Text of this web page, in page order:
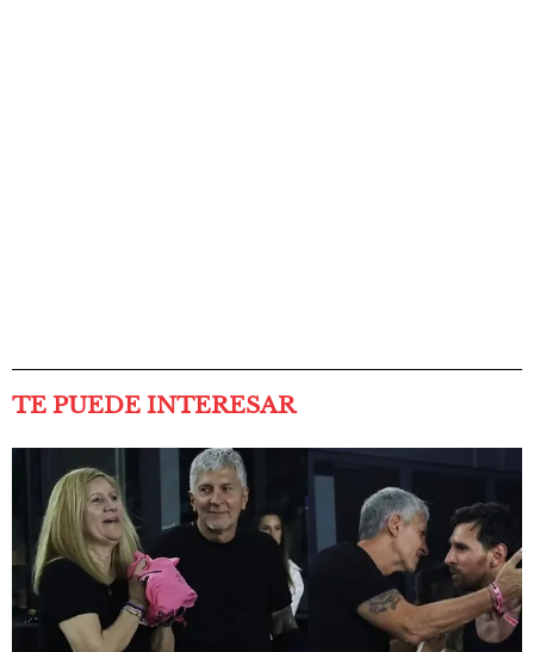
TE PUEDE INTERESAR